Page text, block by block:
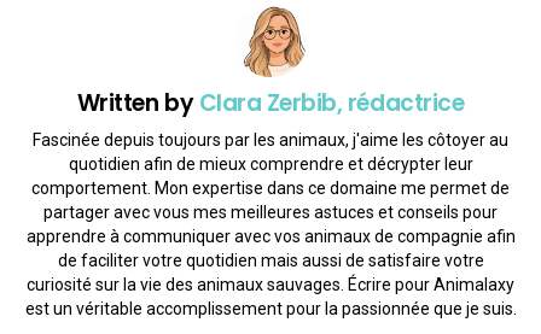
Written byClara Zerbib, rédactrice
Fascinée depuis toujours par les animaux, j'aime les côtoyer au
quotidien afin de mieux comprendre et décrypter leur
comportement. Mon expertise dans ce domaine me permet de
partager avec vous mes meilleures astuces et conseils pour
apprendre à communiquer avec vos animaux de compagnie afin
de faciliter votre quotidien mais aussi de satisfaire votre
curiosité sur la vie des animaux sauvages. Écrire pour Animalaxy
est un véritable accomplissement pour la passionnée que je suis.